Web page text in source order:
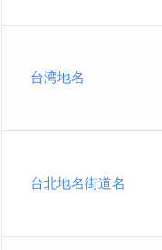
台湾地名
台北地名街道名